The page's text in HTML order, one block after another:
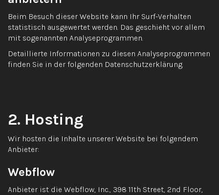
Beim Besuch dieser Website kann Ihr Surf-Verhalten
statistisch ausgewertet werden. Das geschieht vor allem
mit sogenannten Analyseprogrammen.
Detaillierte Informationen zu diesen Analyseprogrammen
finden Sie in der folgenden Datenschutzerklärung.
2. Hosting
Wir hosten die Inhalte unserer Website bei folgendem
Anbieter:
Webflow
Anbieter ist die Webflow, Inc., 398 11th Street, 2nd Floor,